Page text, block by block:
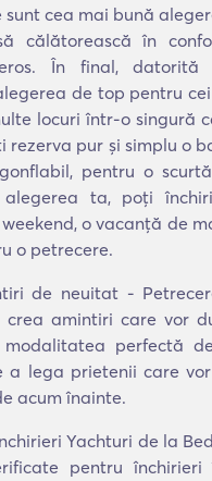
cea mai bună
călătorească în
În final, datorită
de top pentru
locuri într-o singură
rezerva pur și simplu o
pentru o
alegerea ta, poți
o vacanță de
o petrecere.
de neuitat -
amintiri care vor
perfectă
a lega prietenii care
acum înainte.
Yachturi de la
pentru închirieri